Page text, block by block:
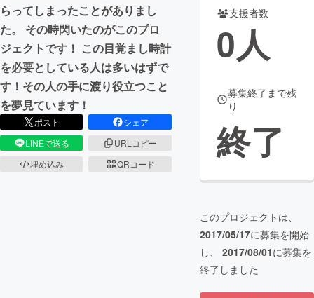
まちづくり・地域活性化
CAMPFIRE for Social Good
CAMPFIRE Creation
CAMPFIREふるさと納税machi-ya
らってしまったことがありまし
た。 その時閃いたのがこのプロ
ジェクトです！ この目覚まし時計
を必要としている人は多いはずで
す！その人の手に渡り役立つこと
を夢見ています！
ポスト
シェア
LINEで送る
URLコピー
埋め込み
QRコード
支援者数
0人
募集終了まで残
り
終了
このプロジェクトは、
2017/05/17に募集を開始
し、 2017/08/01に募集を
終了しました